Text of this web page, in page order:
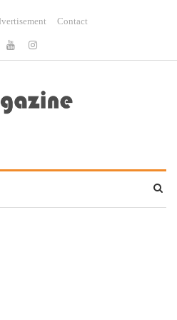
Contact